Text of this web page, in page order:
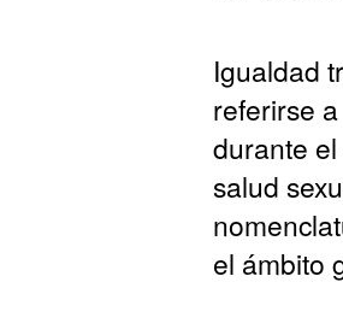
Igualdad
referirse
durante
salud
el ámbito